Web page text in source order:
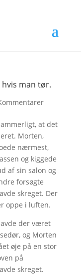
hvis man tør.
at det
Morten,
nærmest,
og kiggede
af sin salon og
forsøgte
skreget. Der
oppe i luften.
der været
og Morten
øje på en stor
på
skreget.